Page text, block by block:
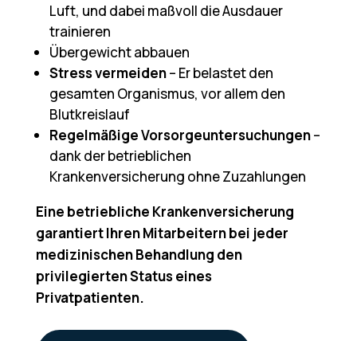
Luft, und dabei maßvoll die Ausdauer
trainieren
Übergewicht abbauen
Stress vermeiden– Er belastet den
gesamten Organismus, vor allem den
Blutkreislauf
Regelmäßige Vorsorgeuntersuchungen–
dank der betrieblichen
Krankenversicherung ohne Zuzahlungen
Eine betriebliche Krankenversicherung
garantiert Ihren Mitarbeitern bei jeder
medizinischen Behandlung den
privilegierten Status eines
Privatpatienten.